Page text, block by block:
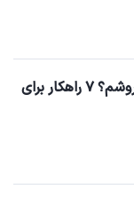
چگونه ماشینم را سریع بفروشم؟ ۷ راهکار برای